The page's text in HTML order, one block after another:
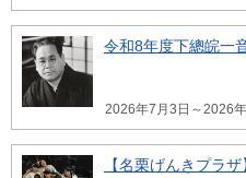
令和8年度下總皖一
2026年7月3日～2026
【名栗げんきプラ